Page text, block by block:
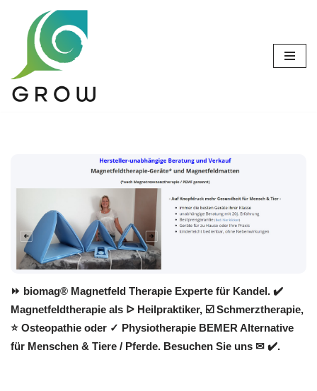
Zum
springen
⏩ biomag® Magnetfeld Therapie Experte für Kandel. ✔️
Magnetfeldtherapie als ᐅ Heilpraktiker, ☑️ Schmerztherapie,
⭐ Osteopathie oder ✓ Physiotherapie BEMER Alternative
für Menschen & Tiere / Pferde. Besuchen Sie uns ✉ ✔️.